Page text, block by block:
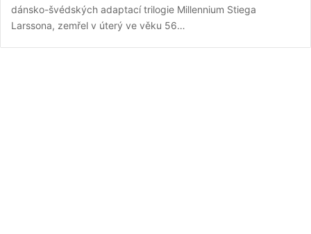
dánsko-švédských adaptací trilogie Millennium Stiega
Larssona, zemřel v úterý ve věku 56…